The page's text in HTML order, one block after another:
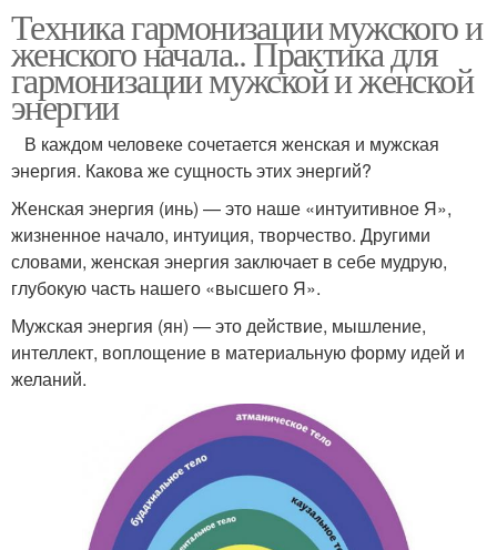
Техника гармонизации мужского и
женского начала.. Практика для
гармонизации мужской и женской
энергии
В каждом человеке сочетается женская и мужская
энергия. Какова же сущность этих энергий?
Женская энергия (инь) — это наше «интуитивное Я»,
жизненное начало, интуиция, творчество. Другими
словами, женская энергия заключает в себе мудрую,
глубокую часть нашего «высшего Я».
Мужская энергия (ян) — это действие, мышление,
интеллект, воплощение в материальную форму идей и
желаний.